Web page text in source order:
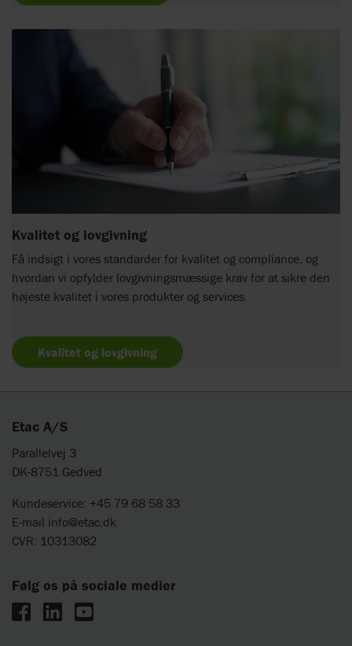
Kvalitet og lovgivning
Få indsigt i vores standarder for kvalitet og compliance, og
hvordan vi opfylder lovgivningsmæssige krav for at sikre den
højeste kvalitet i vores produkter og services.
Kvalitet og lovgivning
Etac A/S
Parallelvej 3
DK-8751 Gedved
Kundeservice: +45 79 68 58 33
E-mail info@etac.dk
CVR: 10313082
Følg os på sociale medier